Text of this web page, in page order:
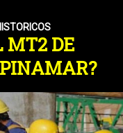
MT2 DE